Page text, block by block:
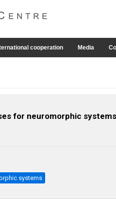
cooperation Media
for neuromorphic
systems